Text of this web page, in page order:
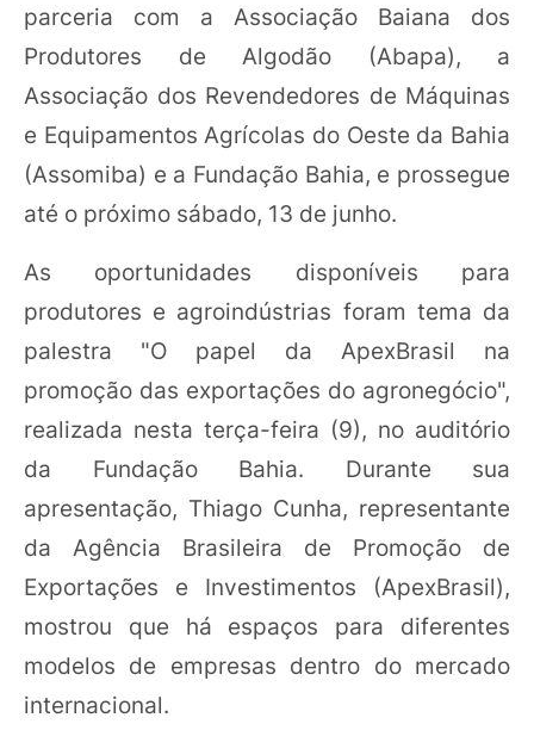
parceria com a Associação Baiana dos
Produtores de Algodão (Abapa), a
Associação dos Revendedores de Máquinas
e Equipamentos Agrícolas do Oeste da Bahia
(Assomiba) e a Fundação Bahia, e prossegue
até o próximo sábado, 13 de junho.
As oportunidades disponíveis para
produtores e agroindústrias foram tema da
palestra "O papel da ApexBrasil na
promoção das exportações do agronegócio",
realizada nesta terça-feira (9), no auditório
da Fundação Bahia. Durante sua
apresentação, Thiago Cunha, representante
da Agência Brasileira de Promoção de
Exportações e Investimentos (ApexBrasil),
mostrou que há espaços para diferentes
modelos de empresas dentro do mercado
internacional.